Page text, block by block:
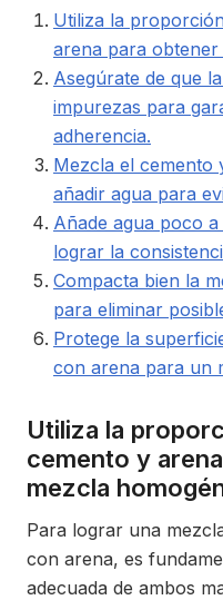
Utiliza la
arena para
Asegúrate de que
impurezas para
adherencia.
Mezcla el cemento
añadir agua para
Añade agua poco
lograr la
Compacta bien la
para eliminar
Protege la
con arena para un
Utiliza la
cemento y
mezcla
Para lograr una
con arena, es
adecuada de ambos